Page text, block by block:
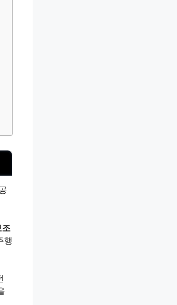
행